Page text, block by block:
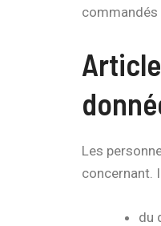
commandés
Les
concernant.
du